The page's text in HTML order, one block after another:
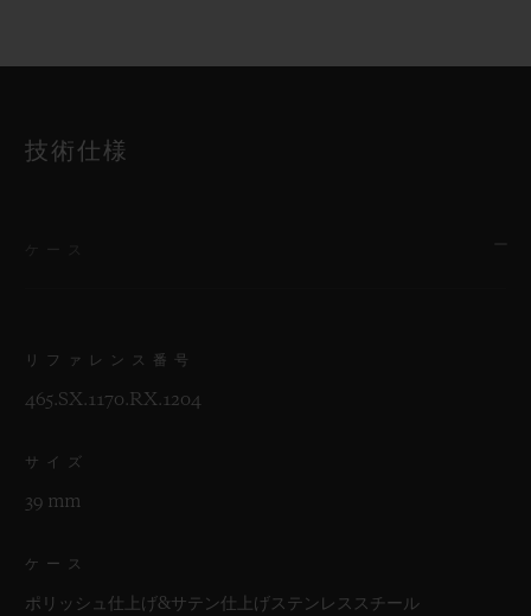
技術仕様
リファレンス番号
465.SX.1170.RX.1204
サイズ
39 mm
ケース
ポリッシュ仕上げ&サテン仕上げステンレススチール